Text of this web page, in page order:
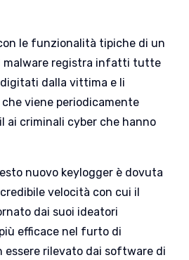
le funzionalità tipiche di un
malware registra infatti tutte
dalla vittima e li
viene periodicamente
ai criminali cyber che hanno
nuovo keylogger è dovuta
velocità con cui il
dai suoi ideatori
efficace nel furto di
essere rilevato dai software di